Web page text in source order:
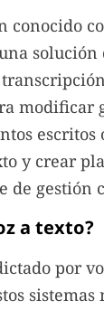
conocido
modificar
escritos
y crear
de gestión
a texto?
por